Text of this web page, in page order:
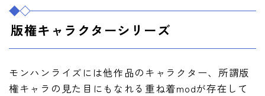
版権キャラクターシリーズ
モンハンライズには他作品のキャラクター、所謂版
権キャラの見た目にもなれる重ね着modが存在して